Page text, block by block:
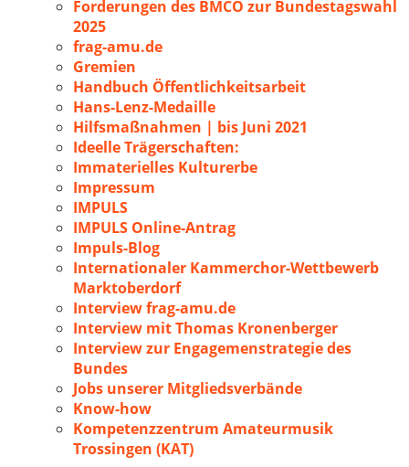
Forderungen des BMCO zur Bundestagswahl
2025
frag-amu.de
Gremien
Handbuch Öffentlichkeitsarbeit
Hans-Lenz-Medaille
Hilfsmaßnahmen | bis Juni 2021
Ideelle Trägerschaften:
Immaterielles Kulturerbe
Impressum
IMPULS
IMPULS Online-Antrag
Impuls-Blog
Internationaler Kammerchor-Wettbewerb
Marktoberdorf
Interview frag-amu.de
Interview mit Thomas Kronenberger
Interview zur Engagemenstrategie des
Bundes
Jobs unserer Mitgliedsverbände
Know-how
Kompetenzzentrum Amateurmusik
Trossingen (KAT)